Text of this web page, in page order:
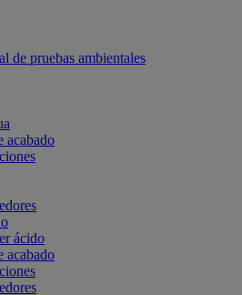
de pruebas ambientales
acabado
ácido
acabado